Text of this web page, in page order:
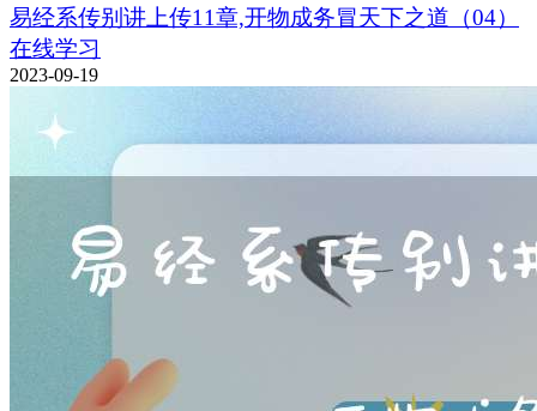
易经系传别讲上传11章,开物成务冒天下之道（04）
在线学习
2023-09-19